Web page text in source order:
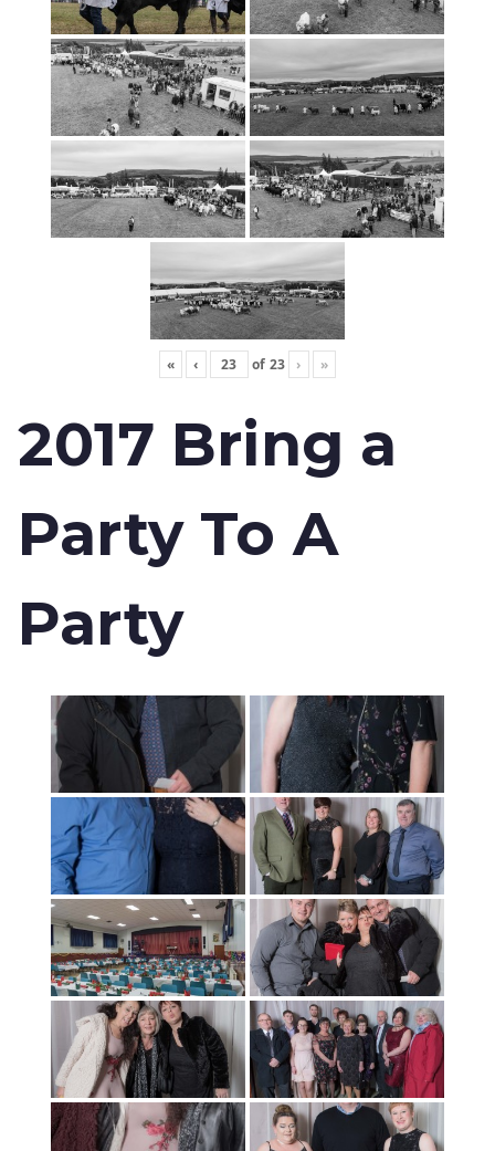
« ‹ of 23 › »
2017 Bring a
Party To A
Party